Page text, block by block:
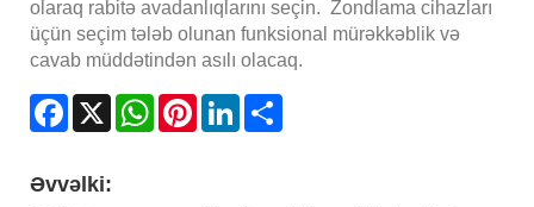
olaraq rabitə avadanlıqlarını seçin. Zondlama cihazları
üçün seçim tələb olunan funksional mürəkkəblik və
cavab müddətindən asılı olacaq.
Facebook
X WhatsAppPinterestLinkedIn
Əvvəlki: